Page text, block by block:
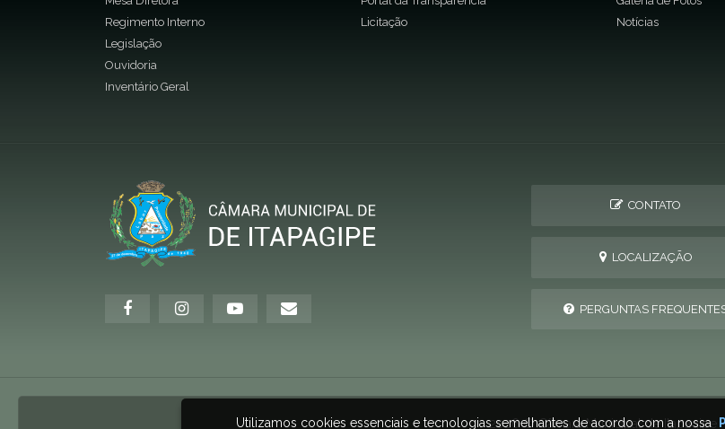
Regimento Interno
Legislação
Ouvidoria
Inventário Geral
Licitação
Notícias
CONTATO
LOCALIZAÇÃO
PERGUNTAS
2026 © Câmara Municipal de Itapagipe
Utilizamos cookies essenciais e tecnologias semelhantes de acordo com a nossa